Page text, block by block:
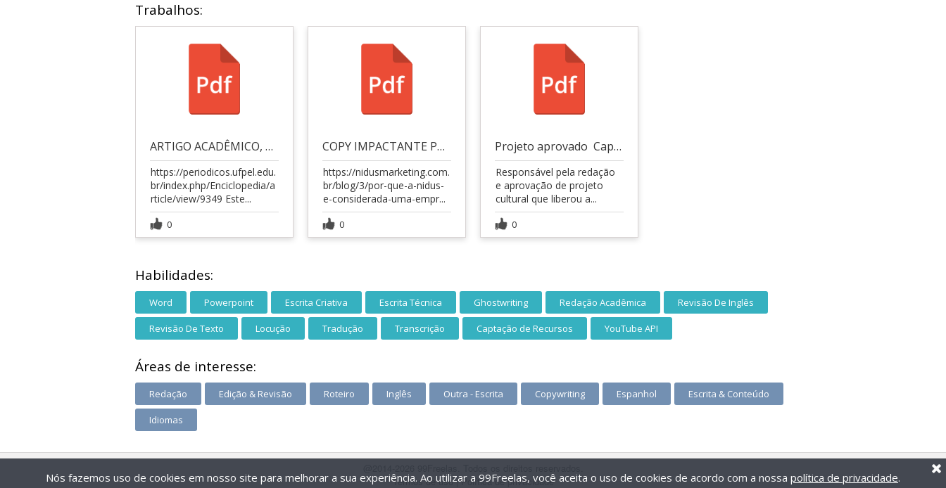
Trabalhos:
ARTIGO ACADÊMICO, LARGAMENTE CITADO
https://periodicos.ufpel.edu.
br/index.php/Enciclopedia/a
rticle/view/9349 Este...
0
COPY IMPACTANTE PARA AGÊNCIA DE MARKETING
https://nidusmarketing.com.
br/blog/3/por-que-a-nidus-
e-considerada-uma-empr...
0
Projeto aprovado  Captação via Lei Rouanet (R$350
Responsável pela redação
e aprovação de projeto
cultural que liberou a...
0
Habilidades:
Word Powerpoint Escrita Criativa Escrita Técnica Ghostwriting Redação Acadêmica Revisão De Inglês
Revisão De Texto Locução Tradução Transcrição Captação de Recursos YouTube API
Áreas de interesse:
Redação Edição & Revisão Roteiro Inglês Outra - Escrita Copywriting Espanhol Escrita & Conteúdo
Idiomas
Termos de uso|Política de privacidade
Nós fazemos uso de cookies em nosso site para melhorar a sua experiência. Ao utilizar a 99Freelas, você aceita o uso de cookies de acordo com a nossa política de privacidade.